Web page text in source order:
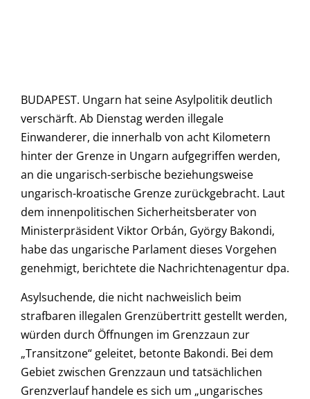
BUDAPEST. Ungarn hat seine Asylpolitik deutlich
verschärft. Ab Dienstag werden illegale
Einwanderer, die innerhalb von acht Kilometern
hinter der Grenze in Ungarn aufgegriffen werden,
an die ungarisch-serbische beziehungsweise
ungarisch-kroatische Grenze zurückgebracht. Laut
dem innenpolitischen Sicherheitsberater von
Ministerpräsident Viktor Orbán, György Bakondi,
habe das ungarische Parlament dieses Vorgehen
genehmigt, berichtete die Nachrichtenagentur dpa.
Asylsuchende, die nicht nachweislich beim
strafbaren illegalen Grenzübertritt gestellt werden,
würden durch Öffnungen im Grenzzaun zur
„Transitzone“ geleitet, betonte Bakondi. Bei dem
Gebiet zwischen Grenzzaun und tatsächlichen
Grenzverlauf handele es sich um „ungarisches